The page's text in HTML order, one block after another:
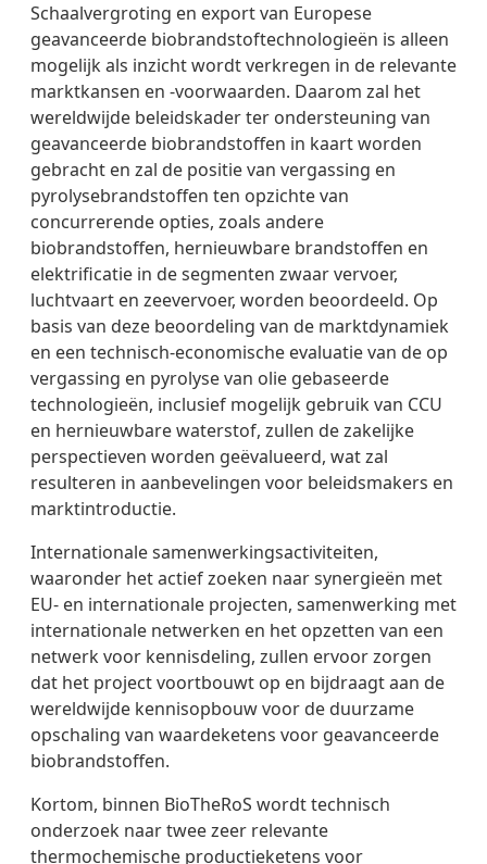
Schaalvergroting en export van Europese
geavanceerde biobrandstoftechnologieën is alleen
mogelijk als inzicht wordt verkregen in de relevante
marktkansen en -voorwaarden. Daarom zal het
wereldwijde beleidskader ter ondersteuning van
geavanceerde biobrandstoffen in kaart worden
gebracht en zal de positie van vergassing en
pyrolysebrandstoffen ten opzichte van
concurrerende opties, zoals andere
biobrandstoffen, hernieuwbare brandstoffen en
elektrificatie in de segmenten zwaar vervoer,
luchtvaart en zeevervoer, worden beoordeeld. Op
basis van deze beoordeling van de marktdynamiek
en een technisch-economische evaluatie van de op
vergassing en pyrolyse van olie gebaseerde
technologieën, inclusief mogelijk gebruik van CCU
en hernieuwbare waterstof, zullen de zakelijke
perspectieven worden geëvalueerd, wat zal
resulteren in aanbevelingen voor beleidsmakers en
marktintroductie.
Internationale samenwerkingsactiviteiten,
waaronder het actief zoeken naar synergieën met
EU- en internationale projecten, samenwerking met
internationale netwerken en het opzetten van een
netwerk voor kennisdeling, zullen ervoor zorgen
dat het project voortbouwt op en bijdraagt aan de
wereldwijde kennisopbouw voor de duurzame
opschaling van waardeketens voor geavanceerde
biobrandstoffen.
Kortom, binnen BioTheRoS wordt technisch
onderzoek naar twee zeer relevante
thermochemische productieketens voor